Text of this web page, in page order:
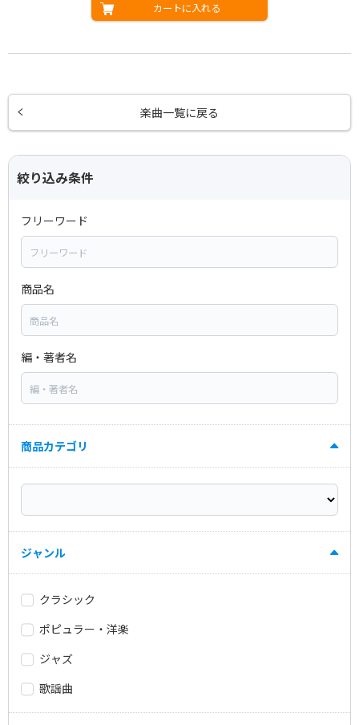
カートに入れる
楽曲一覧に戻る
絞り込み条件
フリーワード
商品名
編・著者名
商品カテゴリ
ジャンル
クラシック
ポピュラー・洋楽
ジャズ
歌謡曲